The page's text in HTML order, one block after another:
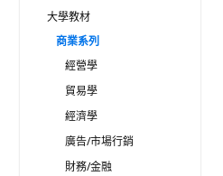
大學教材
商業系列
經營學
貿易學
經濟學
廣告/市場行銷
財務/金融